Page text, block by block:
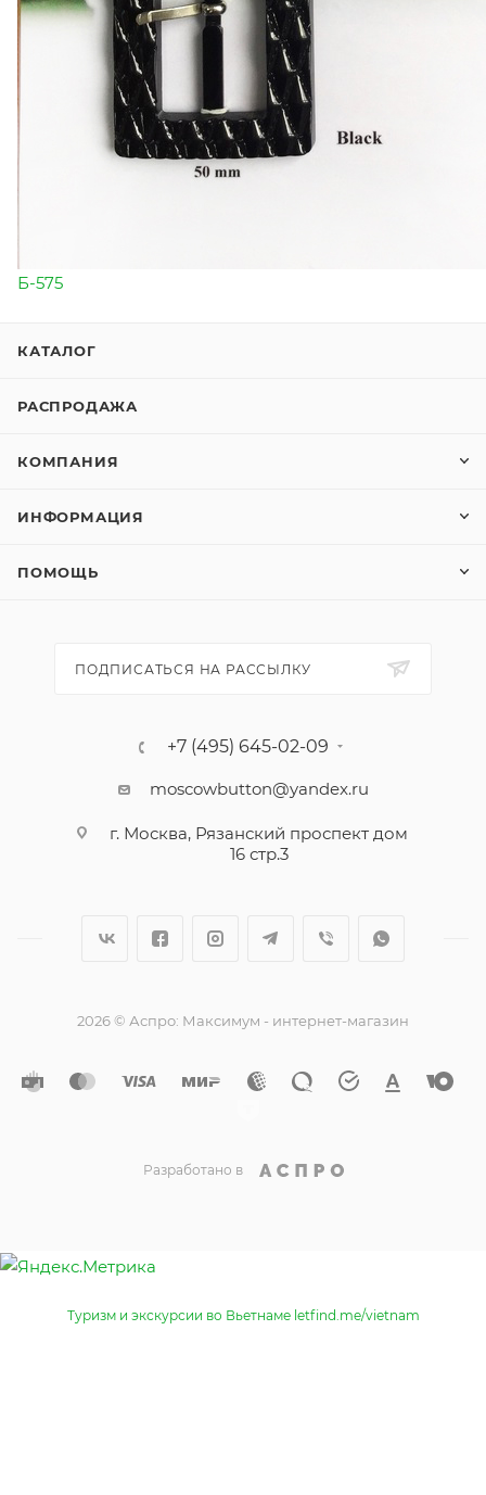
Б-575
КАТАЛОГ
РАСПРОДАЖА
КОМПАНИЯ
ИНФОРМАЦИЯ
ПОМОЩЬ
ПОДПИСАТЬСЯ НА РАССЫЛКУ
+7 (495) 645-02-09
moscowbutton@yandex.ru
г. Москва, Рязанский проспект дом
16 стр.3
2026 © Аспро: Максимум - интернет-магазин
Разработано в
Туризм и экскурсии во Вьетнаме letfind.me/vietnam